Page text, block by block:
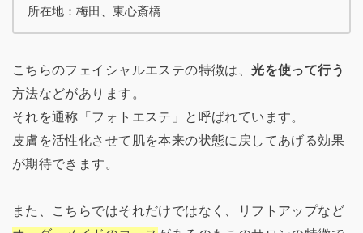
所在地：梅田、東心斎橋
こちらのフェイシャルエステの特徴は、光を使って行う
方法などがあります。
それを通称「フォトエステ」と呼ばれています。
皮膚を活性化させて肌を本来の状態に戻してあげる効果
が期待できます。
また、こちらではそれだけではなく、リフトアップなど